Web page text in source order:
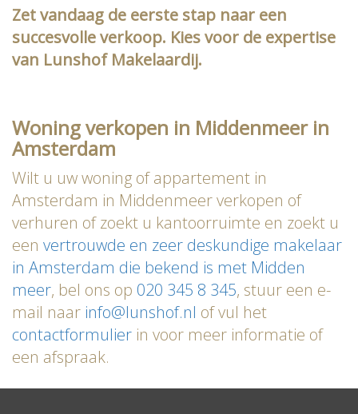
Zet vandaag de eerste stap naar een
succesvolle verkoop. Kies voor de expertise
van Lunshof Makelaardij.
Woning verkopen in Middenmeer in
Amsterdam
Wilt u uw woning of appartement in
Amsterdam in Middenmeer verkopen of
verhuren of zoekt u kantoorruimte en zoekt u
een vertrouwde en zeer deskundige makelaar
in Amsterdam die bekend is met Midden
meer, bel ons op 020 345 8 345, stuur een e-
mail naar info@lunshof.nl of vul het
contactformulier in voor meer informatie of
een afspraak.